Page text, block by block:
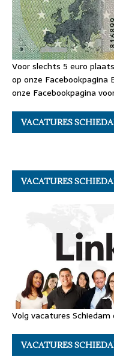
Voor slechts 5 euro
op onze Facebookpagina
onze Facebookpagina
VACATURES
VACATURES
Volg vacatures Schiedam
VACATURES